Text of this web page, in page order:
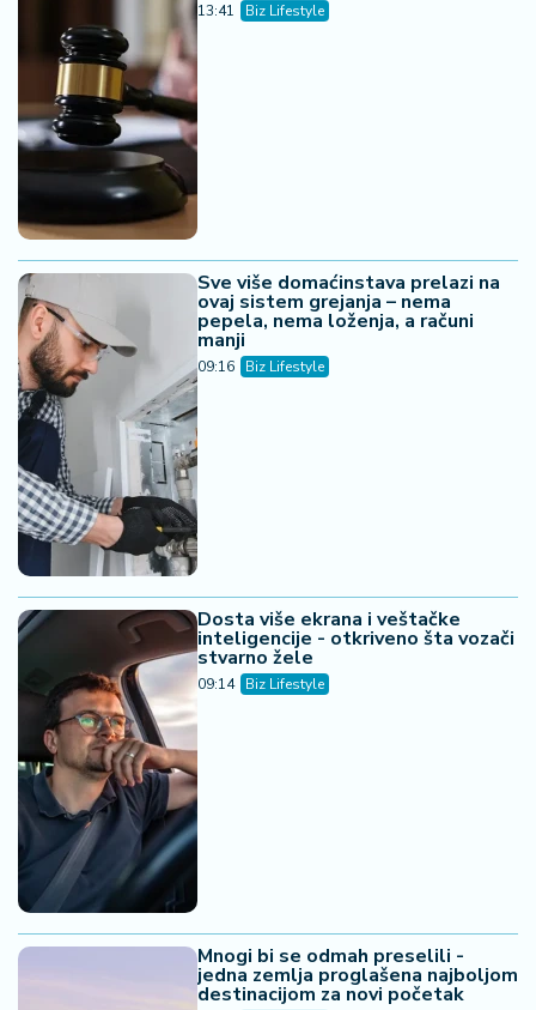
13:41 Biz Lifestyle
Sve više domaćinstava prelazi na
ovaj sistem grejanja – nema
pepela, nema loženja, a računi
manji
09:16 Biz Lifestyle
Dosta više ekrana i veštačke
inteligencije - otkriveno šta vozači
stvarno žele
09:14 Biz Lifestyle
Mnogi bi se odmah preselili -
jedna zemlja proglašena najboljom
destinacijom za novi početak